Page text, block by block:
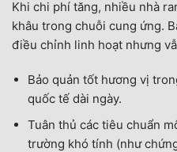
Khi chi phí tăng, nhiều nhà
khâu trong chuỗi cung ứng.
điều chỉnh linh hoạt nhưng
Bảo quản tốt hương vị
quốc tế dài ngày.
Tuân thủ các tiêu chuẩn
trường khó tính (như